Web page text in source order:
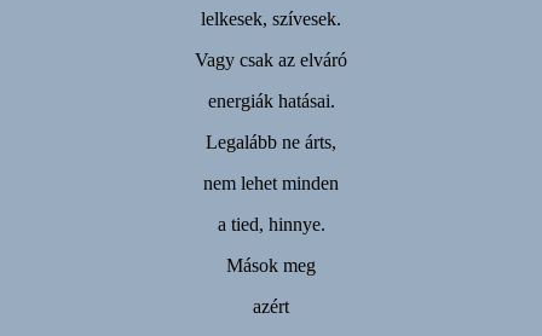
lelkesek, szívesek.
Vagy csak az elváró
energiák hatásai.
Legalább ne árts,
nem lehet minden
a tied, hinnye.
Mások meg
azért